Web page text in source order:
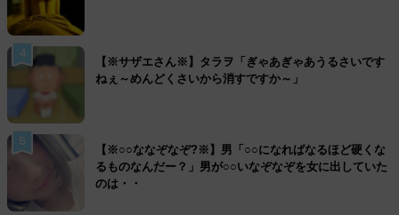
4
【※サザエさん※】タラヲ「ぎゃあぎゃあうるさいです
ねぇ～めんどくさいから消すですか～」
5
【※○○ななぞなぞ?※】男「○○になればなるほど硬くな
るものなんだー？」男が○○いなぞなぞを女に出していた
のは・・